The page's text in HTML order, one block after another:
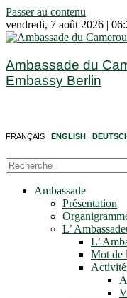
Passer au contenu
vendredi, 7 août 2026 |
Ambassade du
Embassy Berlin
FRANÇAIS | ENGLISH
Ambassade
Présentation
L’
L’
Mot de